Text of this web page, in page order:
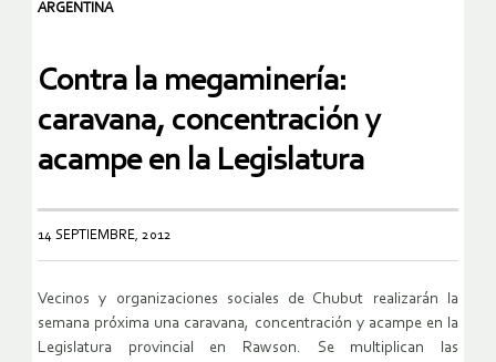
ARGENTINA
Contra la megaminería:
caravana, concentración y
acampe en la Legislatura
14 SEPTIEMBRE, 2012
Vecinos y organizaciones sociales de Chubut realizarán la
semana próxima una caravana, concentración y acampe en la
Legislatura provincial en Rawson. Se multiplican las